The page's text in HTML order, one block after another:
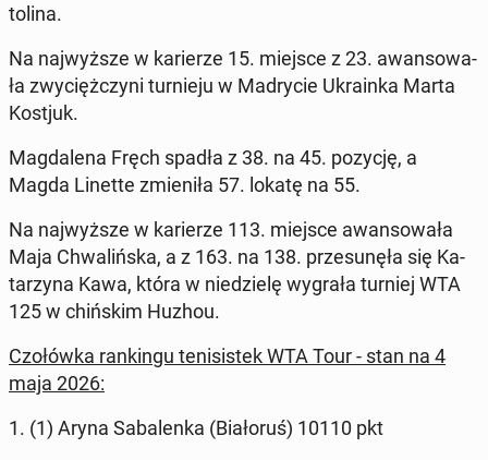
to­li­na.
Na naj­wyż­sze w ka­rie­rze 15. miejsce z 23. awan­so­wa­
ła zwy­cięż­czy­ni tur­nie­ju w Ma­dry­cie Ukra­in­ka Marta
Kostjuk.
Mag­da­le­na Fręch spadła z 38. na 45. pozycję, a
Magda Linette zmie­ni­ła 57. lokatę na 55.
Na naj­wyż­sze w ka­rie­rze 113. miejsce awan­so­wa­ła
Maja Chwa­liń­ska, a z 163. na 138. prze­su­nę­ła się Ka­
ta­rzy­na Kawa, która w nie­dzie­lę wygrała turniej WTA
125 w chiń­skim Huzhou.
Czo­łów­ka ran­kin­gu te­ni­si­stek WTA Tour - stan na 4
maja 2026:
1. (1) Aryna Sa­ba­len­ka (Bia­ło­ruś) 10110 pkt